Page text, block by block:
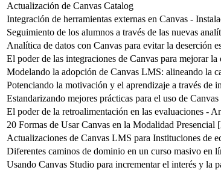
Actualización de Canvas Catalog
Integración de herramientas externas en Canvas -
Seguimiento de los alumnos a través de las nuevas
Analítica de datos con Canvas para evitar la deserción
El poder de las integraciones de Canvas para mejorar
Modelando la adopción de Canvas LMS: alineando la
Potenciando la motivación y el aprendizaje a través de
Estandarizando mejores prácticas para el uso de
El poder de la retroalimentación en las evaluaciones -
20 Formas de Usar Canvas en la Modalidad Presencial
Actualizaciones de Canvas LMS para Instituciones de
Diferentes caminos de dominio en un curso masivo en
Usando Canvas Studio para incrementar el interés y la